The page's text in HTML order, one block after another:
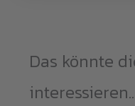
Das könnte